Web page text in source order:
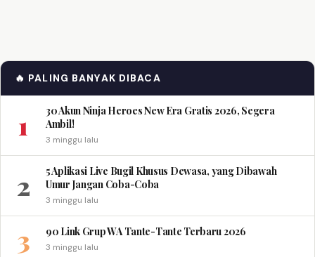
🔥 PALING BANYAK DIBACA
1
30 Akun Ninja Heroes New Era Gratis 2026, Segera
Ambil!
3 minggu lalu
2
5 Aplikasi Live Bugil Khusus Dewasa, yang Dibawah
Umur Jangan Coba-Coba
3 minggu lalu
3 90 Link Grup WA Tante-Tante Terbaru 2026
3 minggu lalu